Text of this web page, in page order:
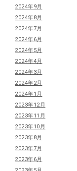
2024年9月
2024年8月
2024年7月
2024年6月
2024年5月
2024年4月
2024年3月
2024年2月
2024年1月
2023年12月
2023年11月
2023年10月
2023年8月
2023年7月
2023年6月